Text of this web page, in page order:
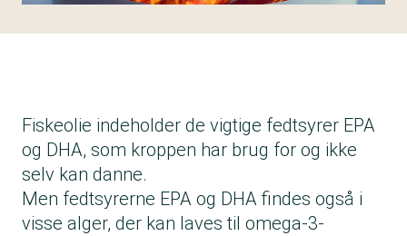
Fiskeolie indeholder de vigtige fedtsyrer EPA
og DHA, som kroppen har brug for og ikke
selv kan danne.
Men fedtsyrerne EPA og DHA findes også i
visse alger, der kan laves til omega-3-